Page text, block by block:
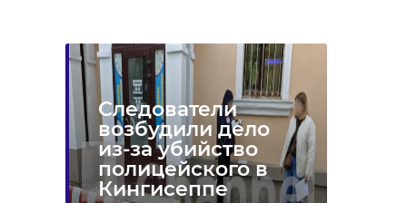
Следователи
возбудили дело
из-за убийство
полицейского в
Кингисеппе